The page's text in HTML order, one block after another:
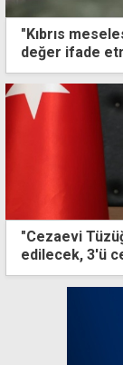
"Kıbrıs
değer ifade
"Cezaevi
edilecek, 3'ü